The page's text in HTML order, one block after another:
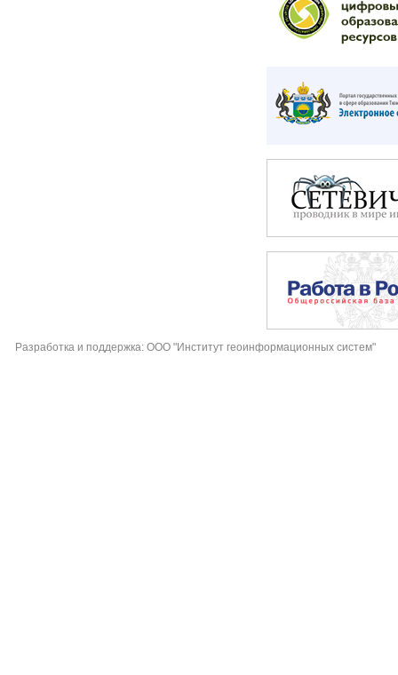
Разработка и поддержка: ООО "Институт геоинформационных систем"